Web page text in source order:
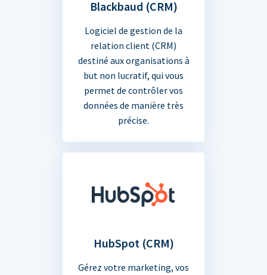
Blackbaud (CRM)
Logiciel de gestion de la
relation client (CRM)
destiné aux organisations à
but non lucratif, qui vous
permet de contrôler vos
données de manière très
précise.
HubSpot (CRM)
Gérez votre marketing, vos